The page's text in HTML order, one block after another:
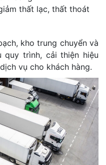
thất lạc, thất thoát
kho trung chuyển và
trình, cải thiện hiệu
vụ cho khách hàng.